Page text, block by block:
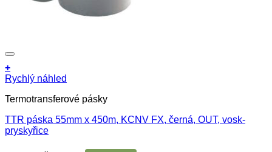
+
Rychlý náhled
Termotransferové pásky
TTR páska 55mm x 450m, KCNV FX, černá, OUT, vosk-
pryskyřice